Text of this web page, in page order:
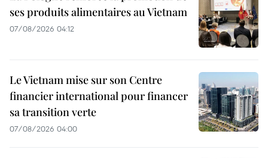
ses produits alimentaires au Vietnam
07/08/2026 04:12
Le Vietnam mise sur son Centre
financier international pour financer
sa transition verte
07/08/2026 04:00